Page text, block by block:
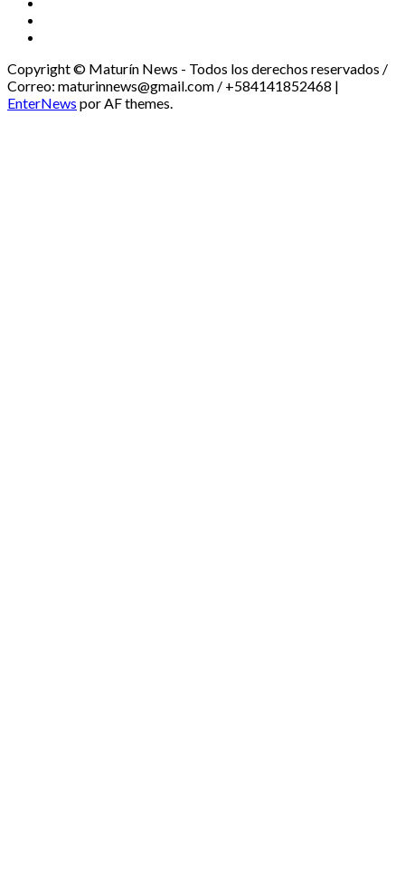
Copyright © Maturín News - Todos los derechos reservados /
Correo: maturinnews@gmail.com / +584141852468 |
EnterNews por AF themes.